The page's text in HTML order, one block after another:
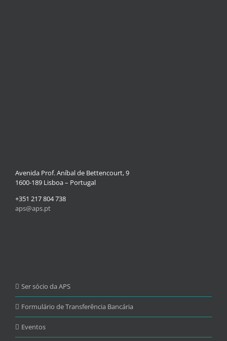
Avenida Prof. Aníbal de Bettencourt, 9
1600-189 Lisboa – Portugal
+351 217 804 738
aps@aps.pt
Ser sócio da APS
Formulário de Transferência Bancária
Eventos